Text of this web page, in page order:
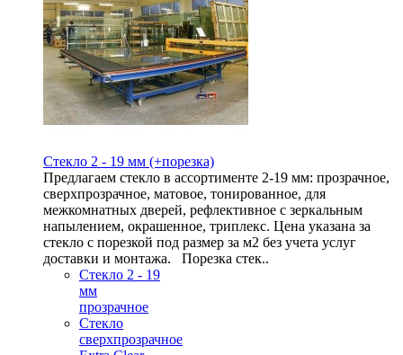
Стекло 2 - 19 мм (+порезка)
Предлагаем стекло в ассортименте 2-19 мм: прозрачное,
сверхпрозрачное, матовое, тонированное, для
межкомнатных дверей, рефлективное с зеркальным
напылением, окрашенное, триплекс. Цена указана за
стекло с порезкой под размер за м2 без учета услуг
доставки и монтажа. Порезка стек..
Стекло 2 - 19
мм
прозрачное
Стекло
сверхпрозрачное